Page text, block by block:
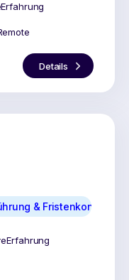
Erfahrung
Details
& Fristenkontrolle
eErfahrung